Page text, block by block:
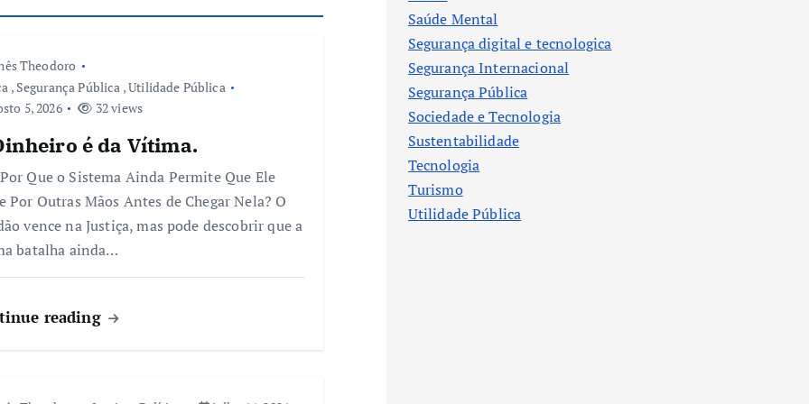
Theodoro
, Segurança Pública ,Utilidade Pública
5, 2026
32 views
é da Vítima.
Que o Sistema Ainda Permite Que Ele
Por Outras Mãos Antes de Chegar Nela? O
vence na Justiça, mas pode descobrir que a
batalha ainda…
reading
Saúde Mental
Segurança digital e tecnologica
Segurança Internacional
Segurança Pública
Sociedade e Tecnologia
Sustentabilidade
Tecnologia
Turismo
Utilidade Pública